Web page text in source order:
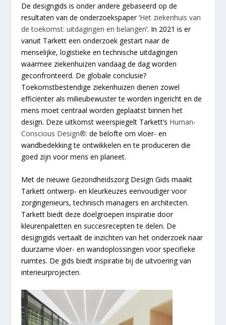
De designgids is onder andere gebaseerd op de
resultaten van de onderzoekspaper ‘Het ziekenhuis van
de toekomst: uitdagingen en belangen‘. In 2021 is er
vanuit Tarkett een onderzoek gestart naar de
menselijke, logistieke en technische uitdagingen
waarmee ziekenhuizen vandaag de dag worden
geconfronteerd. De globale conclusie?
Toekomstbestendige ziekenhuizen dienen zowel
efficiënter als milieubewuster te worden ingericht en de
mens moet centraal worden geplaatst binnen het
design. Deze uitkomst weerspiegelt Tarkett’s Human-
Conscious Design®: de belofte om vloer- en
wandbedekking te ontwikkelen en te produceren die
goed zijn voor mens en planeet.
Met de nieuwe Gezondheidszorg Design Gids maakt
Tarkett ontwerp- en kleurkeuzes eenvoudiger voor
zorgingenieurs, technisch managers en architecten.
Tarkett biedt deze doelgroepen inspiratie door
kleurenpaletten en succesrecepten te delen. De
designgids vertaalt de inzichten van het onderzoek naar
duurzame vloer- en wandoplossingen voor specifieke
ruimtes. De gids biedt inspiratie bij de uitvoering van
interieurprojecten.